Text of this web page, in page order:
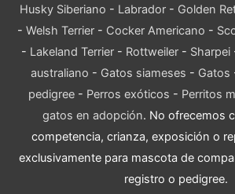
Husky Siberiano - Labrador- Golden
- Welsh Terrier- Cocker Americano -
- Lakeland Terrier - Rottweiler - Sharpei
australiano - Gatos siameses - Gatos
pedigree - Perros exóticos - Perritos
gatos en adopción. No ofrecemos
competencia, crianza, exposición o
exclusivamente para mascota de
registro o pedigree.